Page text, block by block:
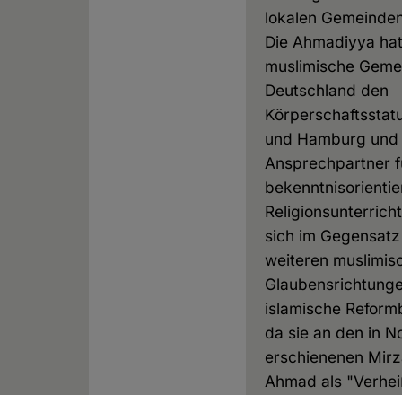
lokalen
Die Ahmadiyya
muslimische
Deutschland den
und Hamburg
Ansprechpartner
sich im
weiteren
islamische
da sie an den in
erschienenen
Ahmad als